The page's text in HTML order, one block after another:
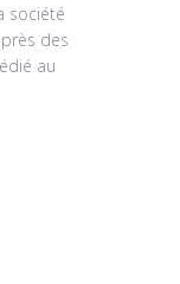
société
des
au